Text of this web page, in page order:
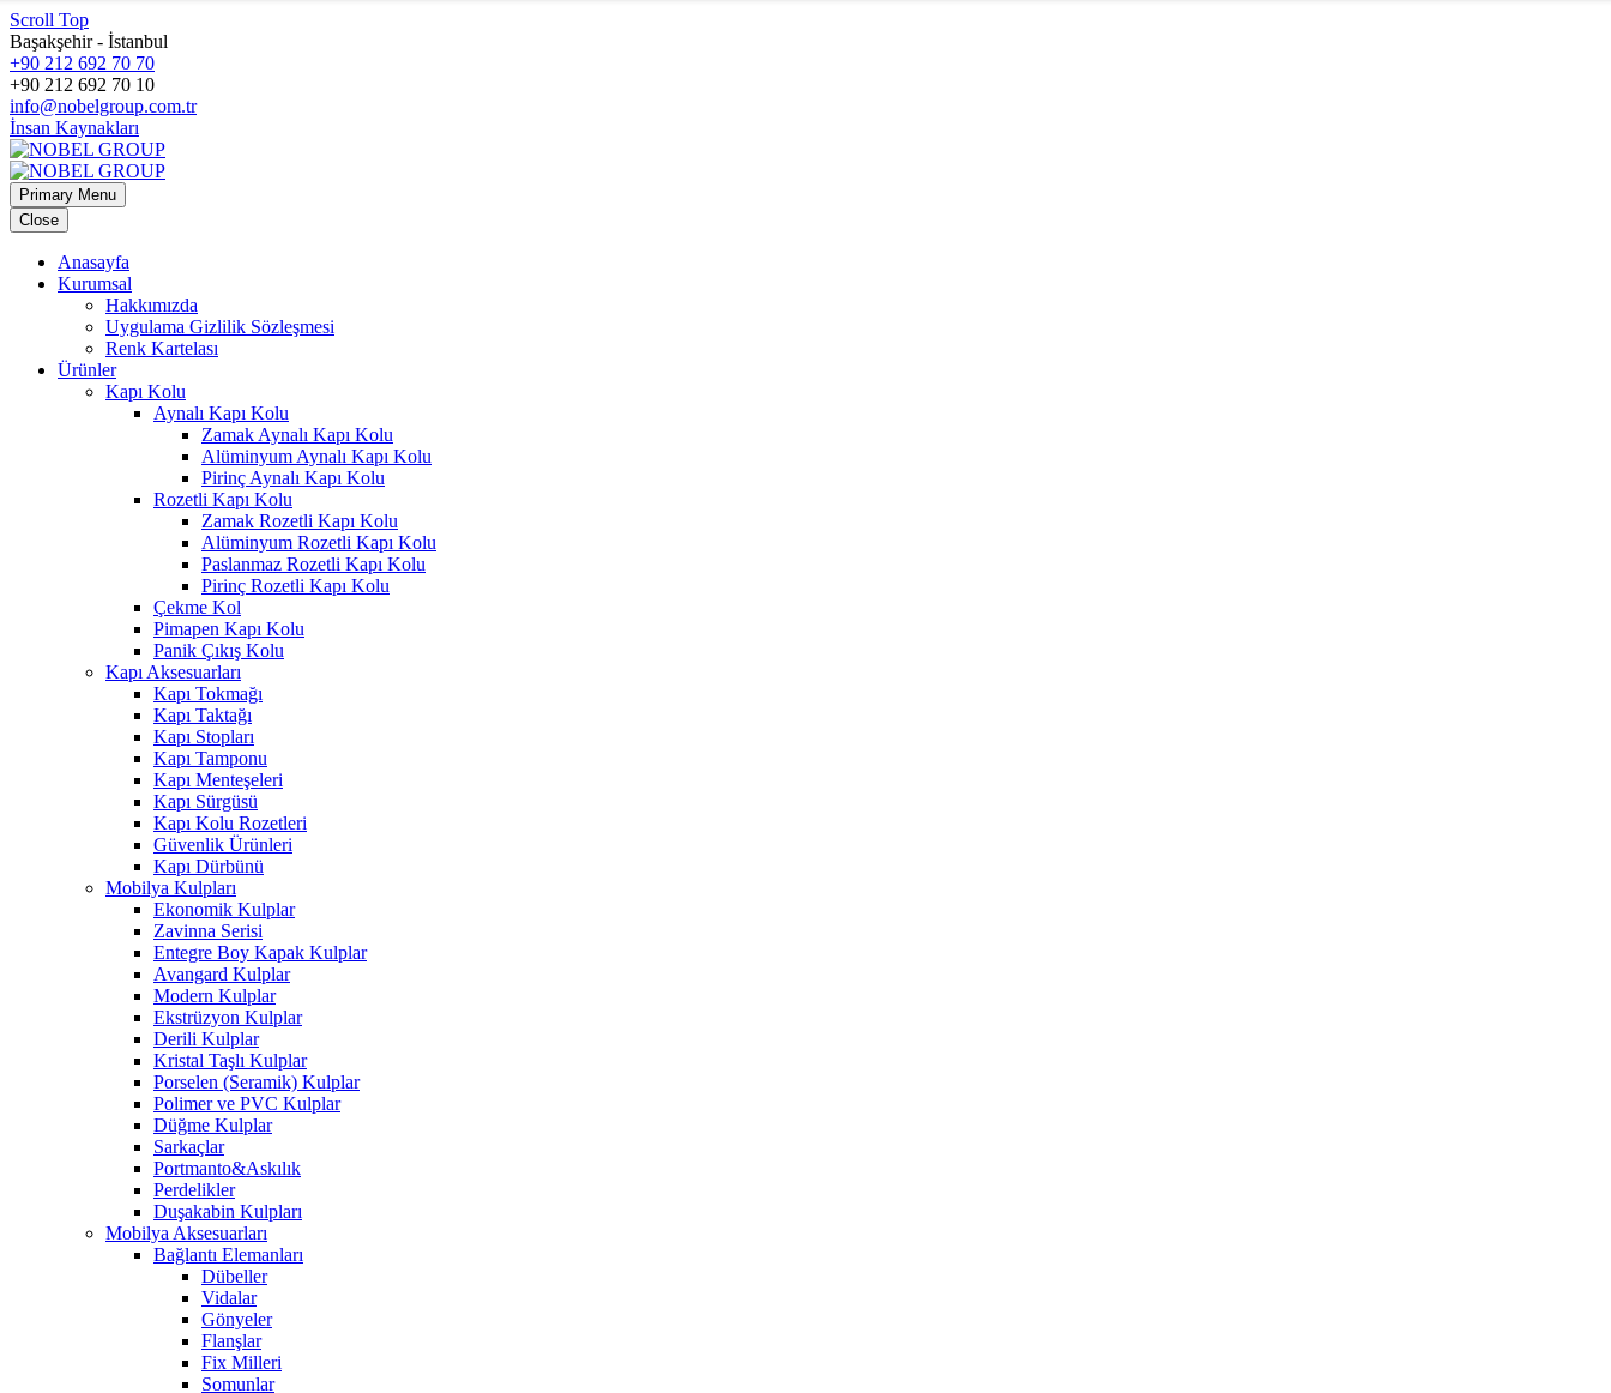
Scroll Top
Başakşehir - İstanbul
+90 212 692 70 70
+90 212 692 70 10
info@nobelgroup.com.tr
İnsan Kaynakları
Primary Menu
Close
Anasayfa
Kurumsal
Hakkımızda
Uygulama Gizlilik Sözleşmesi
Renk Kartelası
Ürünler
Kapı Kolu
Aynalı Kapı Kolu
Zamak Aynalı Kapı Kolu
Alüminyum Aynalı Kapı Kolu
Pirinç Aynalı Kapı Kolu
Rozetli Kapı Kolu
Zamak Rozetli Kapı Kolu
Alüminyum Rozetli Kapı Kolu
Paslanmaz Rozetli Kapı Kolu
Pirinç Rozetli Kapı Kolu
Çekme Kol
Pimapen Kapı Kolu
Panik Çıkış Kolu
Kapı Aksesuarları
Kapı Tokmağı
Kapı Taktağı
Kapı Stopları
Kapı Tamponu
Kapı Menteşeleri
Kapı Sürgüsü
Kapı Kolu Rozetleri
Güvenlik Ürünleri
Kapı Dürbünü
Mobilya Kulpları
Ekonomik Kulplar
Zavinna Serisi
Entegre Boy Kapak Kulplar
Avangard Kulplar
Modern Kulplar
Ekstrüzyon Kulplar
Derili Kulplar
Kristal Taşlı Kulplar
Porselen (Seramik) Kulplar
Polimer ve PVC Kulplar
Düğme Kulplar
Sarkaçlar
Portmanto&Askılık
Perdelikler
Duşakabin Kulpları
Mobilya Aksesuarları
Bağlantı Elemanları
Dübeller
Vidalar
Gönyeler
Flanşlar
Fix Milleri
Somunlar